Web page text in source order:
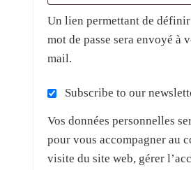
Un lien permettant de
mot de passe sera envoyé à
mail.
Subscribe to our
Vos données personnelles
pour vous accompagner au
visite du site web, gérer